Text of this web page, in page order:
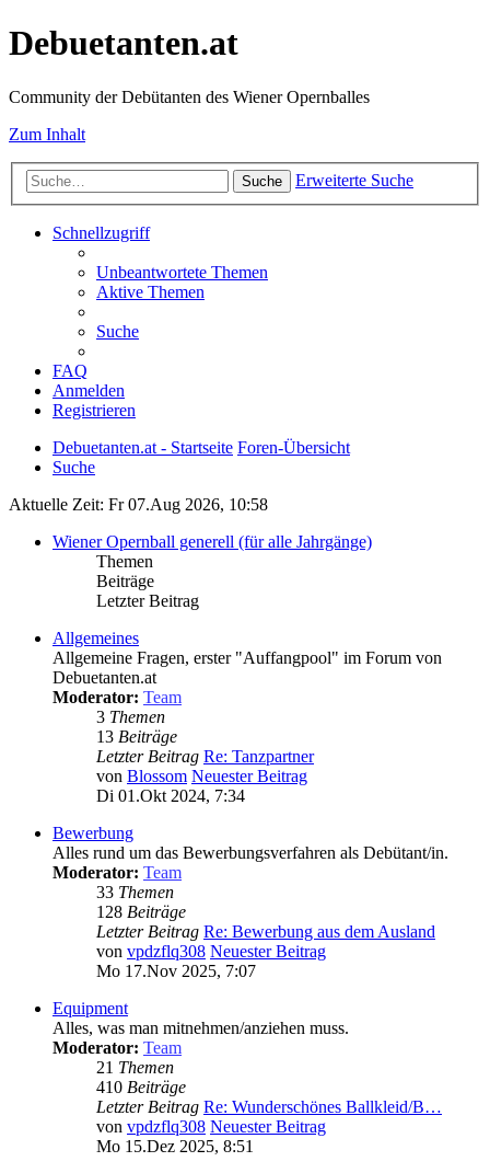
Debuetanten.at
Community der Debütanten des Wiener Opernballes
Zum Inhalt
Suche Erweiterte Suche
Schnellzugriff
Unbeantwortete Themen
Aktive Themen
Suche
FAQ
Anmelden
Registrieren
Debuetanten.at - Startseite Foren-Übersicht
Suche
Aktuelle Zeit: Fr 07.Aug 2026, 10:58
Wiener Opernball generell (für alle Jahrgänge)
Themen
Beiträge
Letzter Beitrag
Allgemeines
Allgemeine Fragen, erster "Auffangpool" im Forum von
Debuetanten.at
Moderator: Team
3 Themen
13 Beiträge
Letzter Beitrag Re: Tanzpartner
von Blossom Neuester Beitrag
Di 01.Okt 2024, 7:34
Bewerbung
Alles rund um das Bewerbungsverfahren als Debütant/in.
Moderator: Team
33 Themen
128 Beiträge
Letzter Beitrag Re: Bewerbung aus dem Ausland
von vpdzflq308 Neuester Beitrag
Mo 17.Nov 2025, 7:07
Equipment
Alles, was man mitnehmen/anziehen muss.
Moderator: Team
21 Themen
410 Beiträge
Letzter Beitrag Re: Wunderschönes Ballkleid/B…
von vpdzflq308 Neuester Beitrag
Mo 15.Dez 2025, 8:51